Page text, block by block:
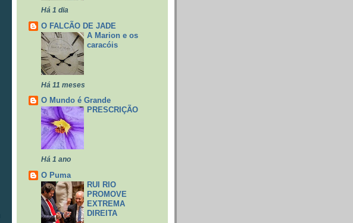
Há 1 dia
O FALCÃO DE JADE
A Marion e os
caracóis
Há 11 meses
O Mundo é Grande
PRESCRIÇÃO
Há 1 ano
O Puma
RUI RIO
PROMOVE
EXTREMA
DIREITA